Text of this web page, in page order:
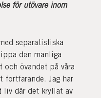
för utövare inom
separatistiska
den manliga
och övandet på våra
fortfarande. Jag har
liv där det kryllat av